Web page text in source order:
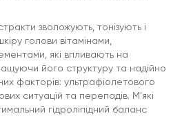
зволожують, тонізують і
голови вітамінами,
які впливають на
його структуру та надійно
факторів: ультрафіолетового
ситуацій та перепадів. М'які
гідроліпідний баланс